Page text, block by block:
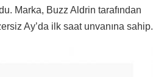
Marka, Buzz Aldrin tarafından
Ay’da ilk saat unvanına sahip.